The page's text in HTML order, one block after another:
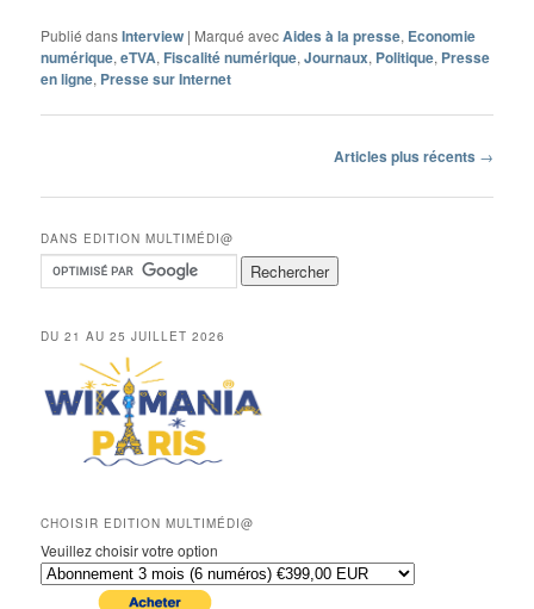
Publié dansInterview | Marqué avecAides à la presse, Economie
numérique,eTVA, Fiscalité numérique,Journaux, Politique, Presse
en ligne, Presse sur Internet
articles
Articles plus récents →
DANS EDITION MULTIMÉDI@
DU 21 AU 25 JUILLET 2026
CHOISIR EDITION MULTIMÉDI@
Veuillez choisir votre option